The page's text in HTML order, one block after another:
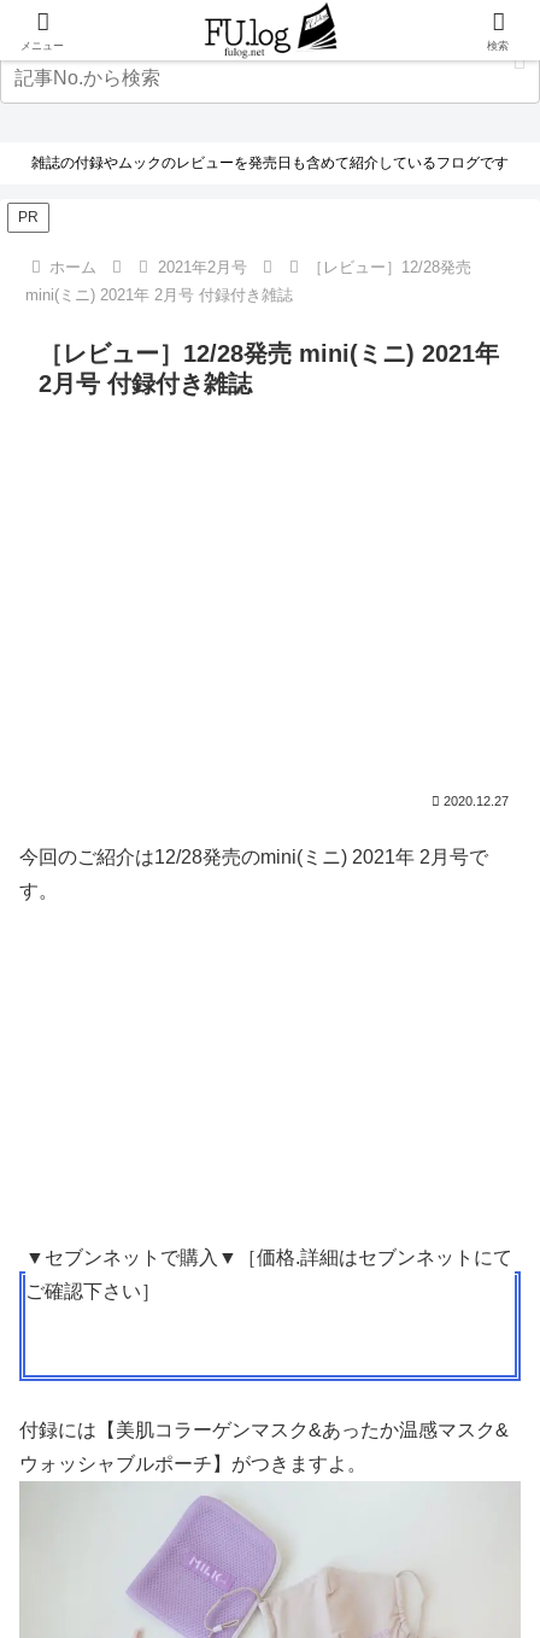
雑誌の付録やムックのレビューを発売日も含めて紹介しているフログです
PR
ホーム 2021年2月号
［レビュー］12/28発売
mini(ミニ) 2021年 2月号 付録付き雑誌
［レビュー］12/28発売 mini(ミニ) 2021年
2月号 付録付き雑誌
2020.12.27
今回のご紹介は12/28発売のmini(ミニ) 2021年 2月号で
す。
▼セブンネットで購入▼［価格.詳細はセブンネットにて
ご確認下さい］
付録には【美肌コラーゲンマスク&あったか温感マスク&
ウォッシャブルポーチ】がつきますよ。
メニュー 検索